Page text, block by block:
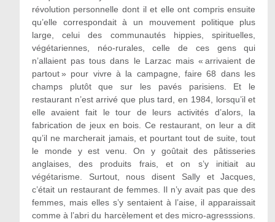
révolution personnelle dont il et elle ont compris ensuite
qu’elle correspondait à un mouvement politique plus
large, celui des communautés hippies, spirituelles,
végétariennes, néo-rurales, celle de ces gens qui
n’allaient pas tous dans le Larzac mais « arrivaient de
partout » pour vivre à la campagne, faire 68 dans les
champs plutôt que sur les pavés parisiens. Et le
restaurant n’est arrivé que plus tard, en 1984, lorsqu’il et
elle avaient fait le tour de leurs activités d’alors, la
fabrication de jeux en bois. Ce restaurant, on leur a dit
qu’il ne marcherait jamais, et pourtant tout de suite, tout
le monde y est venu. On y goûtait des pâtisseries
anglaises, des produits frais, et on s’y initiait au
végétarisme. Surtout, nous disent Sally et Jacques,
c’était un restaurant de femmes. Il n’y avait pas que des
femmes, mais elles s’y sentaient à l’aise, il apparaissait
comme à l’abri du harcèlement et des micro-agresssions.